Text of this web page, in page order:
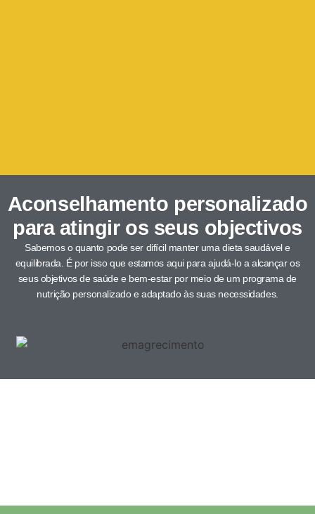
Aconselhamento personalizado
para atingir os seus objectivos
Sabemos o quanto pode ser difícil manter uma dieta saudável e
equilibrada. É por isso que estamos aqui para ajudá-lo a alcançar os
seus objetivos de saúde e bem-estar por meio de um programa de
nutrição personalizado e adaptado às suas necessidades.